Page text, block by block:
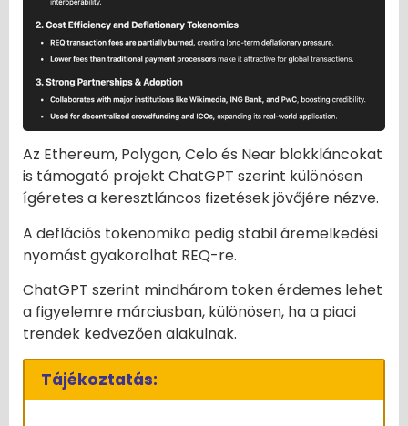
Az Ethereum, Polygon, Celo és Near blokkláncokat
is támogató projekt ChatGPT szerint különösen
ígéretes a keresztláncos fizetések jövőjére nézve.
A deflációs tokenomika pedig stabil áremelkedési
nyomást gyakorolhat REQ-re.
ChatGPT szerint mindhárom token érdemes lehet
a figyelemre márciusban, különösen, ha a piaci
trendek kedvezően alakulnak.
Tájékoztatás: